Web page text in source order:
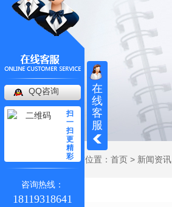
当前位置： 首页 > 新闻资讯
在
线
客
服
QQ咨询
扫
一
扫
更
精
彩
咨询热线：
18119318641